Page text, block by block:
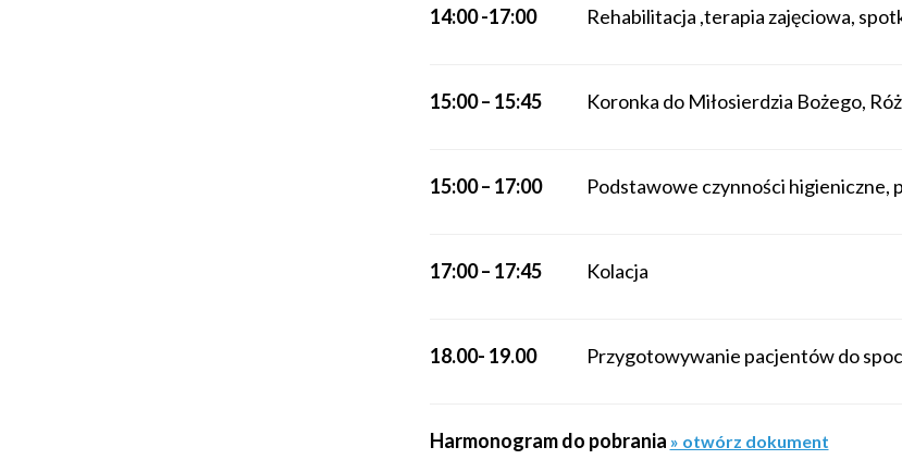
14:00 -17:00 Rehabilitacja ,terapia zajęciowa,
15:00 – 15:45 Koronka do Miłosierdzia Bożego,
15:00 – 17:00 Podstawowe czynności higieniczne,
17:00 – 17:45 Kolacja
18.00- 19.00 Przygotowywanie pacjentów do
Harmonogram do pobrania » otwórz dokument